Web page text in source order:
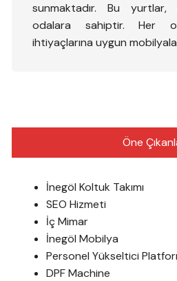
sunmaktadır. Bu
odalara sahiptir. Her
ihtiyaçlarına uygun
Öne
İnegöl Koltuk Takımı
SEO Hizmeti
İç Mimar
İnegöl Mobilya
Personel Yükseltici
DPF Machine